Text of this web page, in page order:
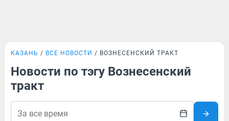
КАЗАНЬ ВСЕ НОВОСТИ ВОЗНЕСЕНСКИЙ ТРАКТ
Новости по тэгу Вознесенский
тракт